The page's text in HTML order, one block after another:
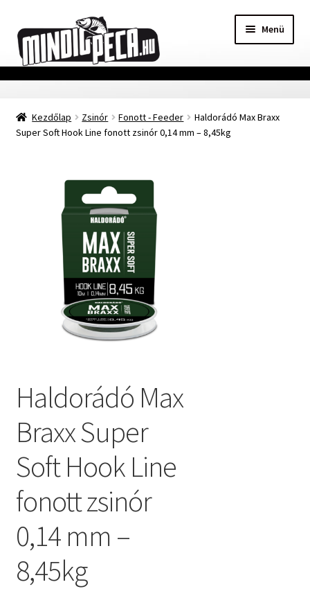
a
navigációhoz
a
tartalomba
Menü
Főoldal
Adatvédelmi nyilatkozat
Szállítási Információ
Kapcsolat
Mohosz Versenynaptár 2025
Kezdőlap Zsinór Fonott - Feeder
Haldorádó Max Braxx
Super Soft Hook Line fonott zsinór 0,14 mm – 8,45kg
Haldorádó Max
Braxx Super
Soft Hook Line
fonott zsinór
0,14 mm –
8,45kg